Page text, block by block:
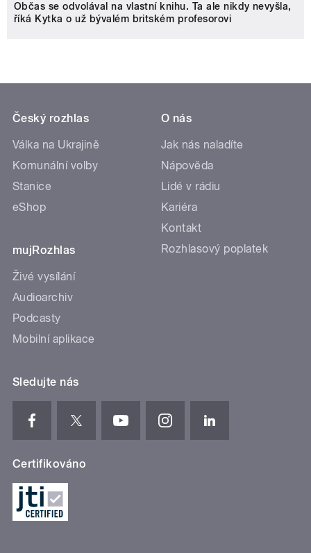
Občas se odvolával na vlastní knihu. Ta ale nikdy nevyšla,
říká Kytka o už bývalém britském profesorovi
Český rozhlas
Válka na Ukrajině
Komunální volby
Stanice
eShop
mujRozhlas
Živé vysílání
Audioarchiv
Podcasty
Mobilní aplikace
O nás
Jak nás naladíte
Nápověda
Lidé v rádiu
Kariéra
Kontakt
Rozhlasový poplatek
Sledujte nás
Certifikováno